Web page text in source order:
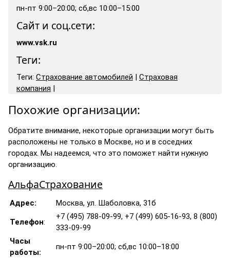
пн-пт 9:00–20:00; сб,вс 10:00–15:00
Сайт и соц.сети:
www.vsk.ru
Теги:
Теги: Страхование автомобилей | Страховая
компания |
Похожие организации:
Обратите внимание, некоторые организации могут быть
расположены не только в Москве, но и в соседних
городах. Мы надеемся, что это поможет найти нужную
организацию.
АльфаСтрахование
Адрес: Москва, ул. Шаболовка, 31б
Телефон:
+7 (495) 788-09-99, +7 (499) 605-16-93, 8 (800)
333-09-99
Часы
работы:
пн-пт 9:00–20:00; сб,вс 10:00–18:00